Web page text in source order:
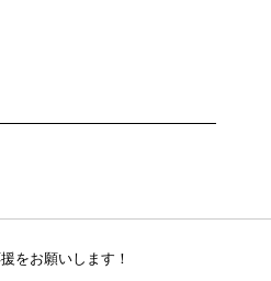
をお願いします！